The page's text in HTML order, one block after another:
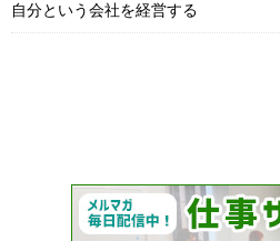
自分という会社を経営する